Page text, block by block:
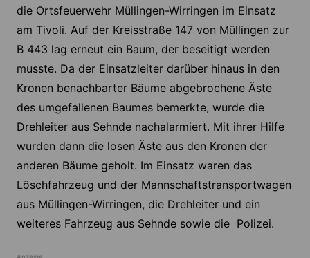
die Ortsfeuerwehr Müllingen-Wirringen im Einsatz
am Tivoli. Auf der Kreisstraße 147 von Müllingen zur
B 443 lag erneut ein Baum, der beseitigt werden
musste. Da der Einsatzleiter darüber hinaus in den
Kronen benachbarter Bäume abgebrochene Äste
des umgefallenen Baumes bemerkte, wurde die
Drehleiter aus Sehnde nachalarmiert. Mit ihrer Hilfe
wurden dann die losen Äste aus den Kronen der
anderen Bäume geholt. Im Einsatz waren das
Löschfahrzeug und der Mannschaftstransportwagen
aus Müllingen-Wirringen, die Drehleiter und ein
weiteres Fahrzeug aus Sehnde sowie die Polizei.